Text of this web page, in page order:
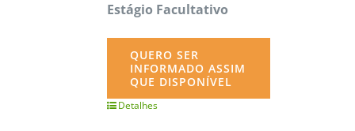
Estágio Facultativo
QUERO SER
INFORMADO ASSIM
QUE DISPONÍVEL
Detalhes